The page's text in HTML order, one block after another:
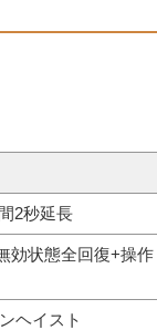
2秒延長
効状態全回復+操作
ヘイスト